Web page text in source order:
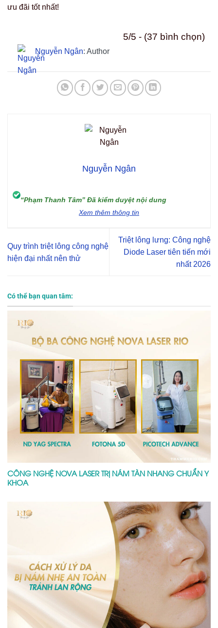
ưu đãi tốt nhất!
5/5 - (37 bình chọn)
Nguyễn Ngân: Author
Nguyễn Ngân
“Phạm Thanh Tâm” Đã kiểm duyệt nội dung
Xem thêm thông tin
Quy trình triệt lông công nghệ
hiện đại nhất nên thử
Triệt lông lưng: Công nghệ
Diode Laser tiên tiến mới
nhất 2026
Có thể bạn quan tâm:
CÔNG NGHỆ NOVA LASER TRỊ NÁM TÀN NHANG CHUẨN Y
KHOA